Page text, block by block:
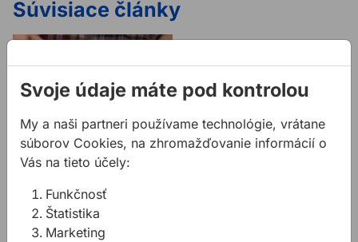
Súvisiace články
Doťahovanie 6-
hranných skrutiek a
matíc
Potrebujete niečo
dotiahnuť ? Poradíme Vám
Svoje údaje máte pod kontrolou
My a naši partneri používame technológie, vrátane
súborov Cookies, na zhromažďovanie informácií o
Vás na tieto účely:
Funkčnosť
Štatistika
Marketing